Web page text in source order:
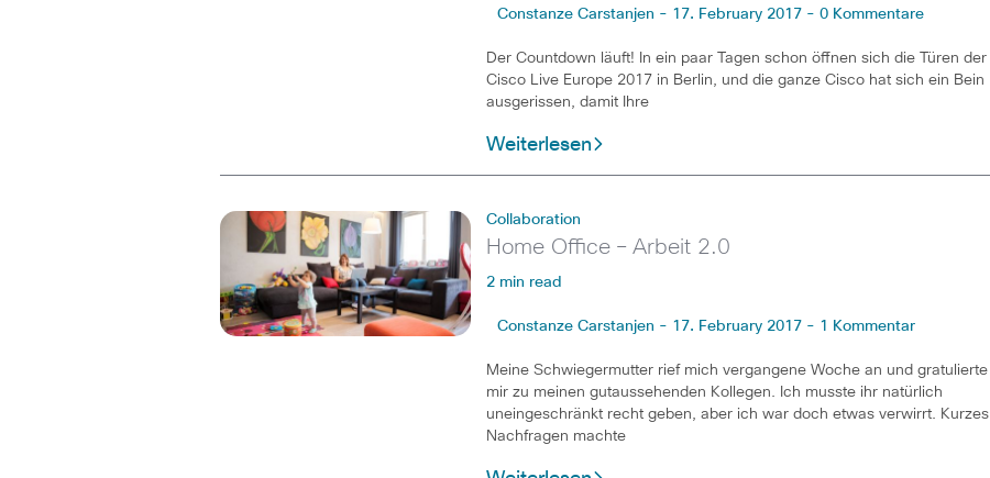
Constanze Carstanjen - 17. February 2017 - 0 Kommentare
Der Countdown läuft! In ein paar Tagen schon öffnen sich die Türen der
Cisco Live Europe 2017 in Berlin, und die ganze Cisco hat sich ein Bein
ausgerissen, damit Ihre
Weiterlesen
Collaboration
Home Office – Arbeit 2.0
2 min read
Constanze Carstanjen - 17. February 2017 - 1 Kommentar
Meine Schwiegermutter rief mich vergangene Woche an und gratulierte
mir zu meinen gutaussehenden Kollegen. Ich musste ihr natürlich
uneingeschränkt recht geben, aber ich war doch etwas verwirrt. Kurzes
Nachfragen machte